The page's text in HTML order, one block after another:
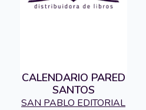
CALENDARIO PARED
SANTOS
SAN PABLO EDITORIAL